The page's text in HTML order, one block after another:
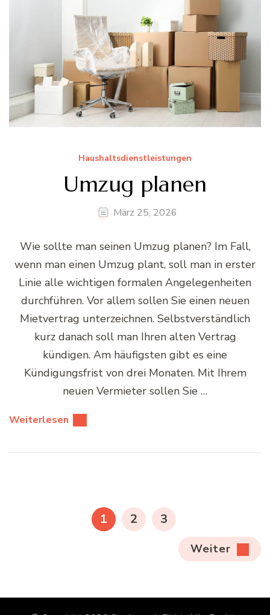
Haushaltsdienstleistungen
Umzug planen
März 25, 2026
Wie sollte man seinen Umzug planen? Im Fall,
wenn man einen Umzug plant, soll man in erster
Linie alle wichtigen formalen Angelegenheiten
durchführen. Vor allem sollen Sie einen neuen
Mietvertrag unterzeichnen. Selbstverständlich
kurz danach soll man Ihren alten Vertrag
kündigen. Am häufigsten gibt es eine
Kündigungsfrist von drei Monaten. Mit Ihrem
neuen Vermieter sollen Sie …
Weiterlesen
SEITE
1 SEITE
2 SEITE
3
Weiter